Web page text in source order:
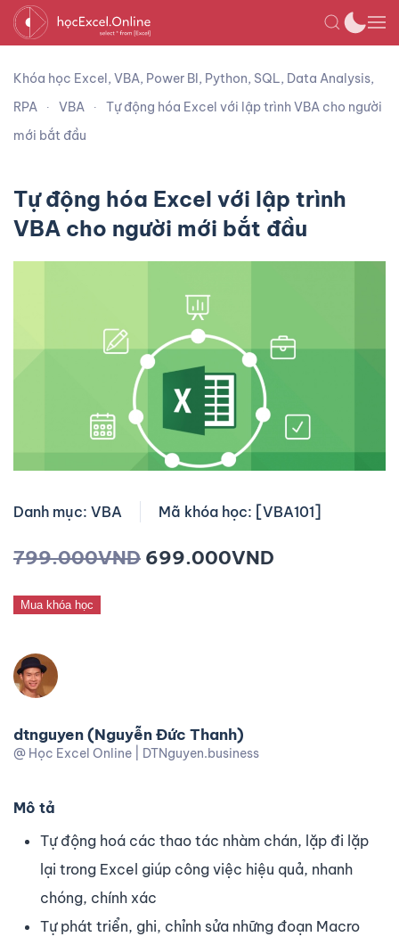
Khóa học Excel, VBA, Power BI, Python, SQL, Data Analysis,
RPA
VBA
Tự động hóa Excel với lập trình VBA cho người
mới bắt đầu
Tự động hóa Excel với lập trình
VBA cho người mới bắt đầu
Danh mục: VBA Mã khóa học: [VBA101]
799.000VND 699.000VND
Mua khóa học
dtnguyen (Nguyễn Đức Thanh)
@ Học Excel Online | DTNguyen.business
Mô tả
Tự động hoá các thao tác nhàm chán, lặp đi lặp
lại trong Excel giúp công việc hiệu quả, nhanh
chóng, chính xác
Tự phát triển, ghi, chỉnh sửa những đoạn Macro